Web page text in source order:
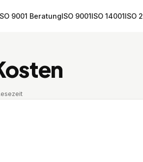
9001 BeratungISO 9001ISO 14001ISO